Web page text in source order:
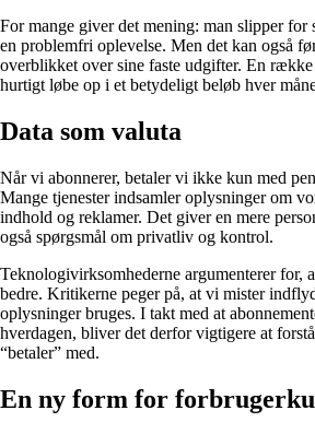
For mange giver det mening: man slipper for
en problemfri oplevelse. Men det kan også
overblikket over sine faste udgifter. En række
hurtigt løbe op i et betydeligt beløb hver
Data som valuta
Når vi abonnerer, betaler vi ikke kun med
Mange tjenester indsamler oplysninger om
indhold og reklamer. Det giver en mere
også spørgsmål om privatliv og kontrol.
Teknologivirksomhederne argumenterer for,
bedre. Kritikerne peger på, at vi mister
oplysninger bruges. I takt med at
hverdagen, bliver det derfor vigtigere at
“betaler” med.
En ny form for